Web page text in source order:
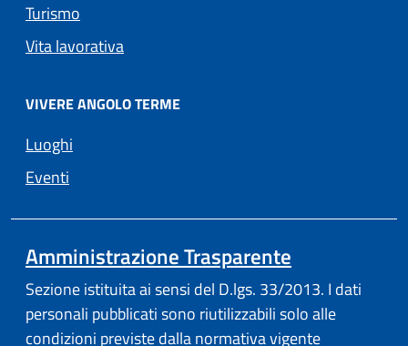
Turismo
Vita lavorativa
VIVERE ANGOLO TERME
Luoghi
Eventi
Amministrazione Trasparente
Sezione istituita ai sensi del D.lgs. 33/2013. I dati
personali pubblicati sono riutilizzabili solo alle
condizioni previste dalla normativa vigente